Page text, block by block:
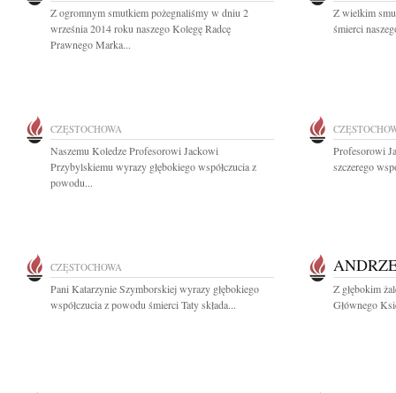
Z ogromnym smutkiem pożegnaliśmy w dniu 2
września 2014 roku naszego Kolegę Radcę
Prawnego Marka...
Z wielkim
śmierci
CZĘSTOCHOWA
Naszemu Koledze Profesorowi Jackowi
Przybylskiemu wyrazy głębokiego współczucia z
powodu...
Profesorowi
szczerego
CZĘSTOCHOWA
Pani Katarzynie Szymborskiej wyrazy głębokiego
współczucia z powodu śmierci Taty składa...
Z głębokim
Głównego